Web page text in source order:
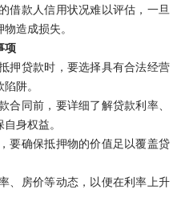
借款人信用状况难以评估，一旦
造成损失。
项
押贷款时，要选择具有合法经营
阱。
合同前，要详细了解贷款利率、
身权益。
要确保抵押物的价值足以覆盖贷
、房价等动态，以便在利率上升